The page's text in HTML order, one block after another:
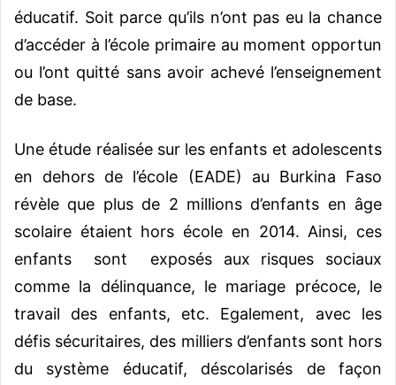
éducatif. Soit parce qu’ils n’ont pas eu la chance
d’accéder à l’école primaire au moment opportun
ou l’ont quitté sans avoir achevé l’enseignement
de base.
Une étude réalisée sur les enfants et adolescents
en dehors de l’école (EADE) au Burkina Faso
révèle que plus de 2 millions d’enfants en âge
scolaire étaient hors école en 2014. Ainsi, ces
enfants sont exposés aux risques sociaux
comme la délinquance, le mariage précoce, le
travail des enfants, etc. Egalement, avec les
défis sécuritaires, des milliers d’enfants sont hors
du système éducatif, déscolarisés de façon